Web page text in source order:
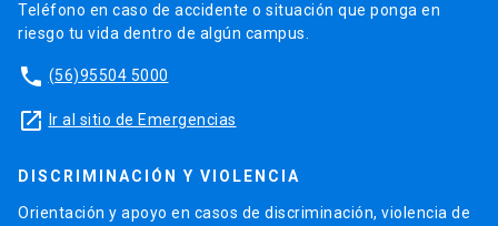
Teléfono en caso de accidente o situación que ponga en
riesgo tu vida dentro de algún campus.
phone (56)95504 5000
launch Ir al sitio de Emergencias
DISCRIMINACIÓN Y VIOLENCIA
Orientación y apoyo en casos de discriminación, violencia de